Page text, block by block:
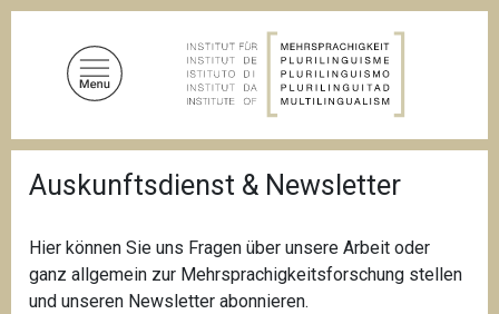
D
f
a
n
a
v
i
Auskunftsdienst & Newsletter
Hier können Sie uns Fragen über unsere Arbeit oder
ganz allgemein zur Mehrsprachigkeitsforschung stellen
und unseren Newsletter abonnieren.